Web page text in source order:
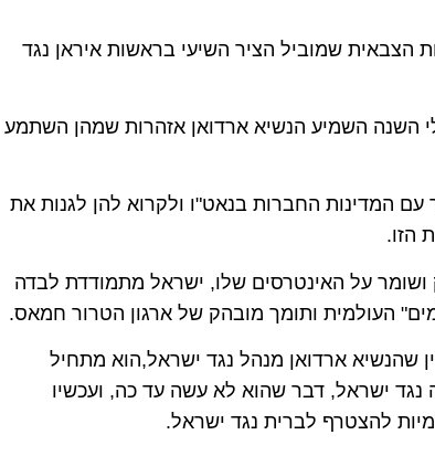
הצבאית שמוביל הציר השיעי בראשות איראן נגד
השנה השמיע הנשיא ארדואן אזהרות שמהן השתמע
המדינות החברות בנאט"ו ולקרוא להן לגנות את
הזו.
על האינטרסים שלו, ישראל מתמודדת לבדה
העולמית ותומך מובהק של ארגון הטרור חמאס.
שהנשיא ארדואן מנהל נגד ישראל,הוא מתחיל
ישראל, דבר שהוא לא עשה עד כה, ועכשיו
להצטרף לברית נגד ישראל.